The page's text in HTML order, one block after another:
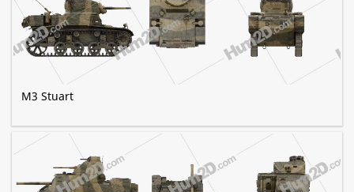
M3 Stuart